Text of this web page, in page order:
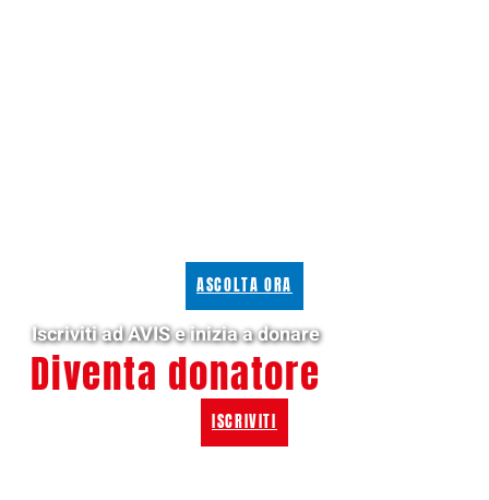
ASCOLTA ORA
Diventa donatore
Iscriviti ad AVIS e inizia a donare
ISCRIVITI